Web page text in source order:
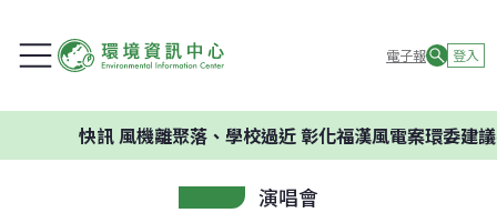
電子報 登入
風機離聚落、學校過近 彰化福漢風電案環委建議不應
演唱會